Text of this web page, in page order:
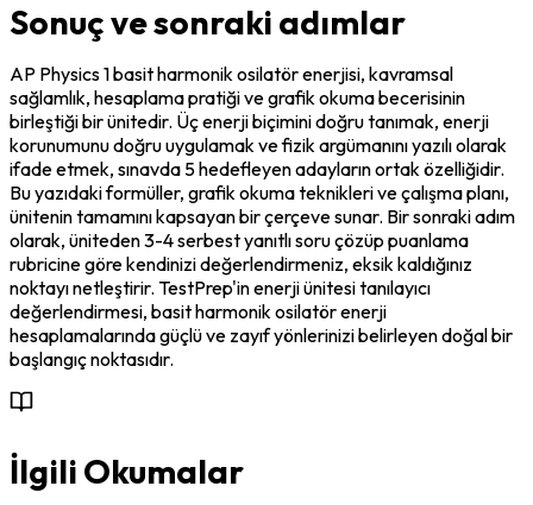
Sonuç ve sonraki adımlar
AP Physics 1 basit harmonik osilatör enerjisi, kavramsal
sağlamlık, hesaplama pratiği ve grafik okuma becerisinin
birleştiği bir ünitedir. Üç enerji biçimini doğru tanımak, enerji
korunumunu doğru uygulamak ve fizik argümanını yazılı olarak
ifade etmek, sınavda 5 hedefleyen adayların ortak özelliğidir.
Bu yazıdaki formüller, grafik okuma teknikleri ve çalışma planı,
ünitenin tamamını kapsayan bir çerçeve sunar. Bir sonraki adım
olarak, üniteden 3-4 serbest yanıtlı soru çözüp puanlama
rubricine göre kendinizi değerlendirmeniz, eksik kaldığınız
noktayı netleştirir. TestPrep'in enerji ünitesi tanılayıcı
değerlendirmesi, basit harmonik osilatör enerji
hesaplamalarında güçlü ve zayıf yönlerinizi belirleyen doğal bir
başlangıç noktasıdır.
İlgili Okumalar